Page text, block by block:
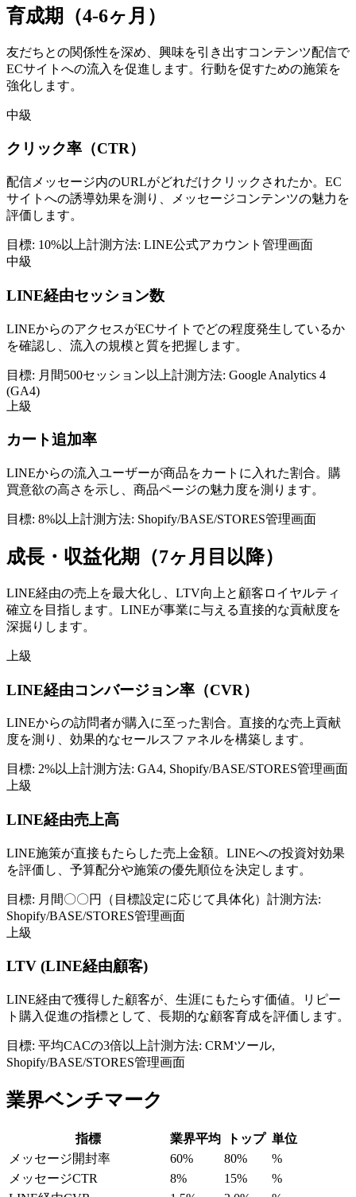
育成期（4-6ヶ月）
友だちとの関係性を深め、興味を引き出すコンテンツ配信で
ECサイトへの流入を促進します。行動を促すための施策を
強化します。
中級
クリック率（CTR）
配信メッセージ内のURLがどれだけクリックされたか。EC
サイトへの誘導効果を測り、メッセージコンテンツの魅力を
評価します。
目標: 10%以上計測方法: LINE公式アカウント管理画面
中級
LINE経由セッション数
LINEからのアクセスがECサイトでどの程度発生しているか
を確認し、流入の規模と質を把握します。
目標: 月間500セッション以上計測方法: Google Analytics 4
(GA4)
上級
カート追加率
LINEからの流入ユーザーが商品をカートに入れた割合。購
買意欲の高さを示し、商品ページの魅力度を測ります。
目標: 8%以上計測方法: Shopify/BASE/STORES管理画面
成長・収益化期（7ヶ月目以降）
LINE経由の売上を最大化し、LTV向上と顧客ロイヤルティ
確立を目指します。LINEが事業に与える直接的な貢献度を
深掘りします。
上級
LINE経由コンバージョン率（CVR）
LINEからの訪問者が購入に至った割合。直接的な売上貢献
度を測り、効果的なセールスファネルを構築します。
目標: 2%以上計測方法: GA4, Shopify/BASE/STORES管理画面
上級
LINE経由売上高
LINE施策が直接もたらした売上金額。LINEへの投資対効果
を評価し、予算配分や施策の優先順位を決定します。
目標: 月間〇〇円（目標設定に応じて具体化） 計測方法:
Shopify/BASE/STORES管理画面
上級
LTV (LINE経由顧客)
LINE経由で獲得した顧客が、生涯にもたらす価値。リピー
ト購入促進の指標として、長期的な顧客育成を評価します。
目標: 平均CACの3倍以上計測方法: CRMツール,
Shopify/BASE/STORES管理画面
業界ベンチマーク
指標 業界平均 トップ 単位
メッセージ開封率
60% 80%
%
メッセージCTR
8% 15%
%